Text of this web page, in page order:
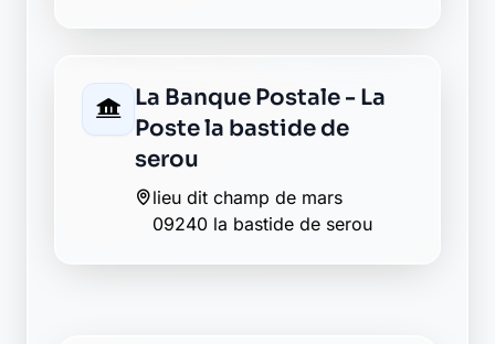
La Banque Postale - La
Poste la bastide de
serou
lieu dit champ de mars
09240 la bastide de serou